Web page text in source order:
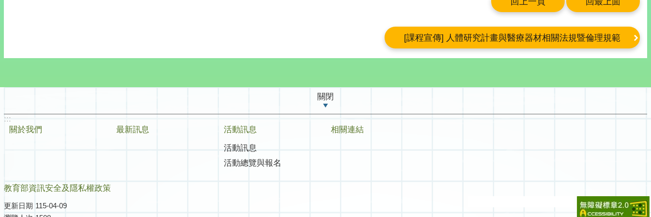
[課程宣傳] 人體研究計畫與醫療器材相關法規暨倫理規範
關閉
:::
關於我們
最新訊息
活動訊息
活動訊息
活動總覽與報名
相關連結
教育部資訊安全及隱私權政策
更新日期 115-04-09